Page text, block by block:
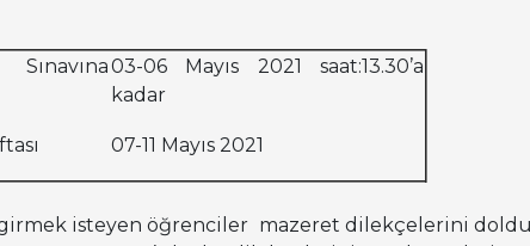
03-06 Mayıs 2021 saat:13.30’a
kadar
07-11 Mayıs 2021
girmek isteyen öğrenciler mazeret dilekçelerini